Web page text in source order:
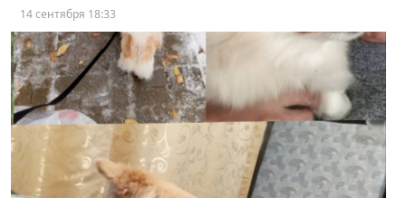
14 сентября 18:33